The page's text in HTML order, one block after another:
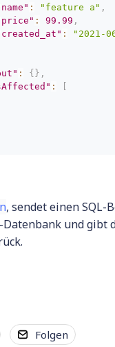
: "feature a" ,
: 99.99 ,
:
"2021-
: { } ,
:
, sendet einen SQL-
und gibt
Folgen